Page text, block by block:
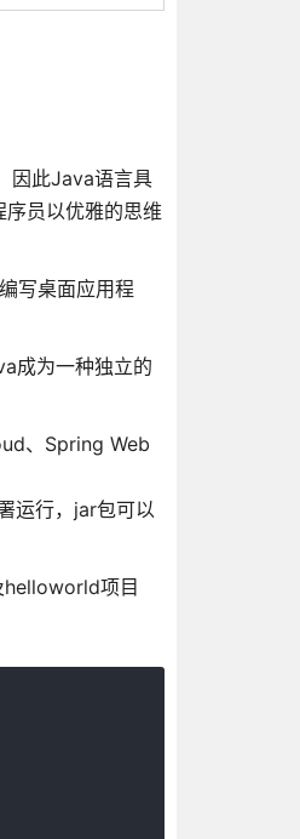
因此Java语言具
员以优雅的思维
写桌面应用程
成为一种独立的
、Spring Web
运行，jar包可以
helloworld项目